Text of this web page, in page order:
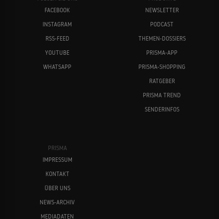
FACEBOOK
INSTAGRAM
RSS-FEED
YOUTUBE
WHATSAPP
NEWSLETTER
PODCAST
THEMEN-DOSSIERS
PRISMA-APP
PRISMA-SHOPPING
RATGEBER
PRISMA TREND
SENDERINFOS
PRISMA
IMPRESSUM
KONTAKT
ÜBER UNS
NEWS-ARCHIV
MEDIADATEN